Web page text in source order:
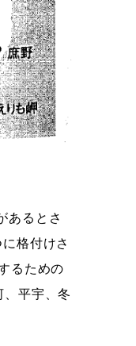
あるとさ
格付けさ
るための
平宇、冬